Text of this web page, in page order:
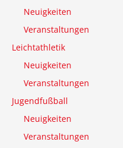
Neuigkeiten
Veranstaltungen
Leichtathletik
Neuigkeiten
Veranstaltungen
Jugendfußball
Neuigkeiten
Veranstaltungen